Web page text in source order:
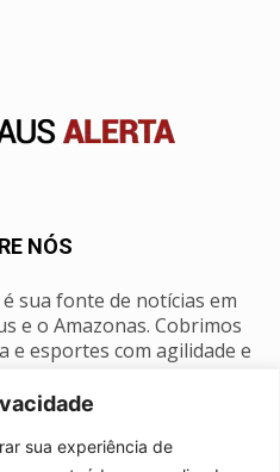
sua experiência de
NÓS
sua fonte de notícias em
e o Amazonas. Cobrimos
e esportes com agilidade e